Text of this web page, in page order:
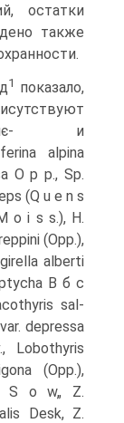
остатки
также
1 показало,
и
alpina
О p p., Sp.
(Q u e n s
о і s s.), H.
(Opp.),
alberti
В б c
sal-
depressa
Lobothyris
(Opp.),
S о w„ Z.
Desk, Z.